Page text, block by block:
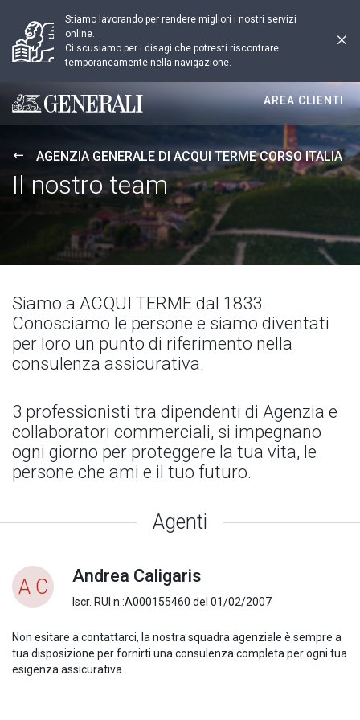
Stiamo lavorando per rendere migliori i nostri servizi
online.
Ci scusiamo per i disagi che potresti riscontrare
temporaneamente nella navigazione.
Generali logo
AREA CLIENTI
AGENZIA GENERALE DI ACQUI TERME CORSO ITALIA
Il nostro team
Siamo a ACQUI TERME dal 1833.
Conosciamo le persone e siamo diventati
per loro un punto di riferimento nella
consulenza assicurativa.
3 professionisti tra dipendenti di Agenzia e
collaboratori commerciali, si impegnano
ogni giorno per proteggere la tua vita, le
persone che ami e il tuo futuro.
Agenti
A C Andrea Caligaris
Iscr. RUI n.:A000155460 del 01/02/2007
Non esitare a contattarci, la nostra squadra agenziale è sempre a
tua disposizione per fornirti una consulenza completa per ogni tua
esigenza assicurativa.